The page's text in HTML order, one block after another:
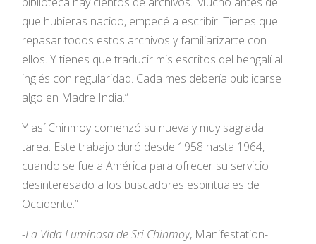
que hubieras nacido, empecé a escribir. Tienes que
repasar todos estos archivos y familiarizarte con
ellos. Y tienes que traducir mis escritos del bengalí al
inglés con regularidad. Cada mes debería publicarse
algo en Madre India.”
Y así Chinmoy comenzó su nueva y muy sagrada
tarea. Este trabajo duró desde 1958 hasta 1964,
cuando se fue a América para ofrecer su servicio
desinteresado a los buscadores espirituales de
Occidente.”
-La Vida Luminosa de Sri Chinmoy, Manifestation-